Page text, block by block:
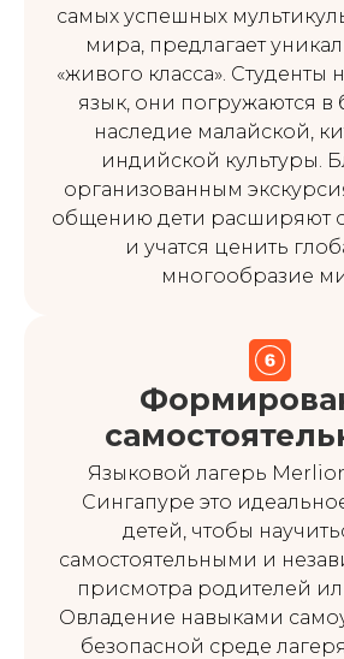
самых успешных
мира, предлагает
«живого класса». Студенты
язык, они погружаются в
наследие малайской,
индийской культуры.
организованным
общению дети расширяют
и учатся ценить
многообразие
Языковой лагерь
Сингапуре это
детей, чтобы
самостоятельными и
присмотра родителей
Овладение навыками
безопасной среде